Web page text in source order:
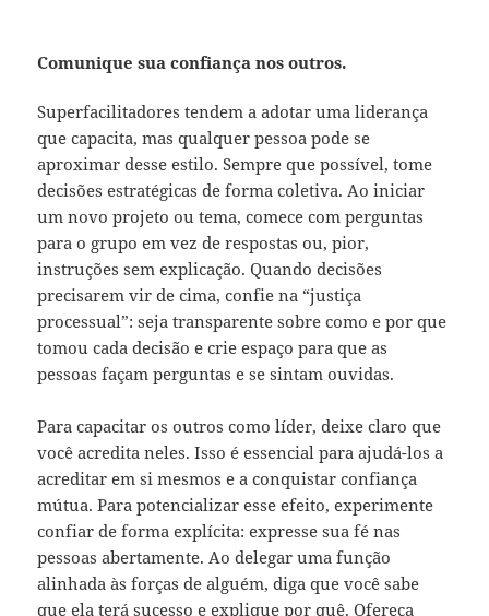
Comunique sua confiança nos outros.
Superfacilitadores tendem a adotar uma liderança
que capacita, mas qualquer pessoa pode se
aproximar desse estilo. Sempre que possível, tome
decisões estratégicas de forma coletiva. Ao iniciar
um novo projeto ou tema, comece com perguntas
para o grupo em vez de respostas ou, pior,
instruções sem explicação. Quando decisões
precisarem vir de cima, confie na “justiça
processual”: seja transparente sobre como e por que
tomou cada decisão e crie espaço para que as
pessoas façam perguntas e se sintam ouvidas.
Para capacitar os outros como líder, deixe claro que
você acredita neles. Isso é essencial para ajudá-los a
acreditar em si mesmos e a conquistar confiança
mútua. Para potencializar esse efeito, experimente
confiar de forma explícita: expresse sua fé nas
pessoas abertamente. Ao delegar uma função
alinhada às forças de alguém, diga que você sabe
que ela terá sucesso e explique por quê. Ofereça